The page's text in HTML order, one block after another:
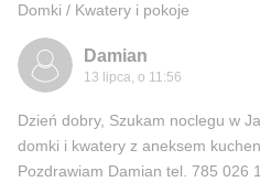
Domki / Kwatery i pokoje
Damian
13 lipca, o 11:56
Dzień dobry, Szukam noclegu w
domki i kwatery z aneksem
Pozdrawiam Damian tel. 785 026